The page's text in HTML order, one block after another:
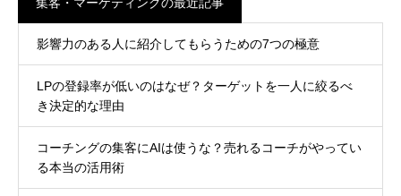
影響力のある人に紹介してもらうための7つの極意
LPの登録率が低いのはなぜ？ターゲットを一人に絞るべ
き決定的な理由
コーチングの集客にAIは使うな？売れるコーチがやってい
る本当の活用術